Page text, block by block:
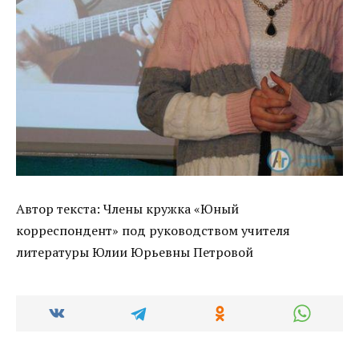
Автор текста: Члены кружка «Юный
корреспондент» под руководством учителя
литературы Юлии Юрьевны Петровой